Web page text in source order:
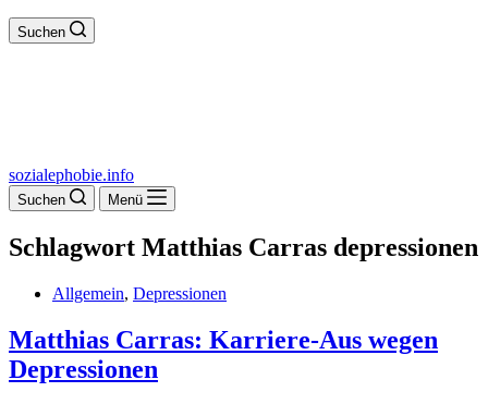
Suchen
sozialephobie.info
Suchen Menü
Schlagwort Matthias Carras depressionen
Allgemein, Depressionen
Matthias Carras: Karriere-Aus wegen
Depressionen